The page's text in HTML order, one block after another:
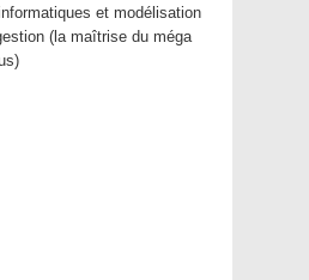
et modélisation
(la maîtrise du méga